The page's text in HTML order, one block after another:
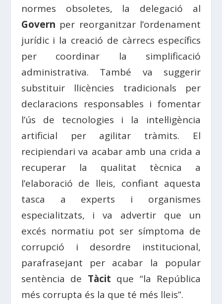
normes obsoletes, la delegació al
Govern per reorganitzar l’ordenament
jurídic i la creació de càrrecs específics
per coordinar la simplificació
administrativa. També va suggerir
substituir llicències tradicionals per
declaracions responsables i fomentar
l’ús de tecnologies i la intel·ligència
artificial per agilitar tràmits. El
recipiendari va acabar amb una crida a
recuperar la qualitat tècnica a
l’elaboració de lleis, confiant aquesta
tasca a experts i organismes
especialitzats, i va advertir que un
excés normatiu pot ser símptoma de
corrupció i desordre institucional,
parafrasejant per acabar la popular
sentència de Tàcit que “la República
més corrupta és la que té més lleis”.